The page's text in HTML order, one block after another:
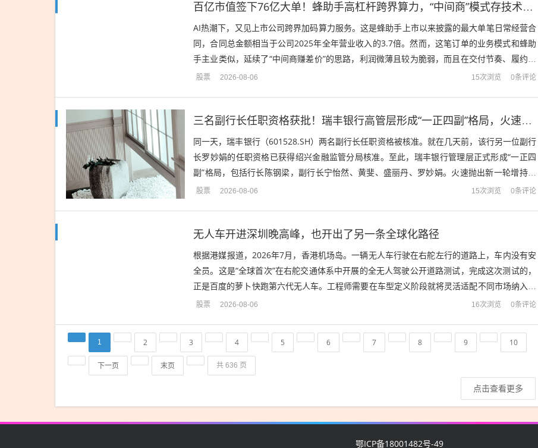
百亿市值签下76亿大单！蜂助手高杠杆跨界算力，“中间商”模式存技术、资金、供应链三重短板
AI热潮下，又见上市公司跨界加码算力服务。这是蜂助手上市以来披露的最大单笔日常经营合
同，合同总金额相当于公司2025年全年营业收入的3.7倍。然而，这笔订单的业务模式和蜂助
手主业类似，延续了“中间商赚差价”的思路，利润微薄且较为脆弱，而且在交付节奏、履约能
力、技术路径等多个维度存在一定压力。8月5日...
股票 2026-08-06 15次浏览 0条评论
三名副行长任职资格获批！瑞丰银行高管层形成“一正四副”格局，火速抛出新一轮增持计划
同一天，瑞丰银行（601528.SH）两名副行长任职资格被核准。就在几天前，该行另一位副行
长罗妙娟的任职资格已获得绍兴金融监管分局核准。至此，瑞丰银行管理层正式形成“一正四
副”格局，包括行长陈钢梁，副行长宁怡然、黄斐、盛丽丹、罗妙娟。火速抛出新一轮增持计
划今年4月，瑞丰银行先是发布副行长秦晓君因工作...
股票 2026-08-06 15次浏览 0条评论
无人车开进深圳晚高峰，也开出了另一条全球化路径
根据港媒报道，2026年7月，香港机场岛。一辆无人车行驶在右舵左行的道路上，车内没有安
全员。这是“全球首次”在右舵交通体系中开展的全无人驾驶公开道路测试，完成这次测试的，
正是百度的萝卜快跑第六代无人车。工程师需要在车型定义阶段就将灵活适配不同市场纳入考
量，右舵地区的车规、法规、实际路况、气候差异等，...
股票 2026-08-06 16次浏览 0条评论
1 2 3 4 5 6 7 8 9 10
下一页 末页 共 636 页
点击查看更多
鄂ICP备18001482号-49